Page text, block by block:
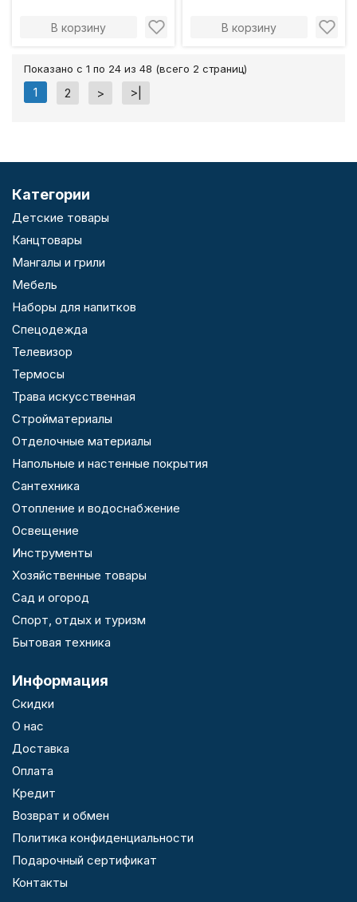
В корзину В корзину
Показано с 1 по 24 из 48 (всего 2 страниц)
1 2 > >|
Категории
Детские товары
Канцтовары
Мангалы и грили
Мебель
Наборы для напитков
Спецодежда
Телевизор
Термосы
Трава искусственная
Стройматериалы
Отделочные материалы
Напольные и настенные покрытия
Сантехника
Отопление и водоснабжение
Освещение
Инструменты
Хозяйственные товары
Сад и огород
Спорт, отдых и туризм
Бытовая техника
Информация
Скидки
О нас
Доставка
Оплата
Кредит
Возврат и обмен
Политика конфиденциальности
Подарочный сертификат
Контакты